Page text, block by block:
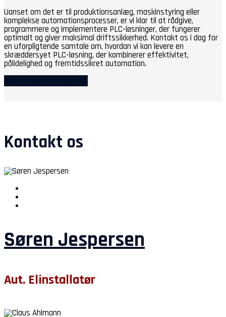
Uanset om det er til produktionsanlæg, maskinstyring eller
komplekse automationsprocesser, er vi klar til at rådgive,
programmere og implementere PLC-løsninger, der fungerer
optimalt og giver maksimal driftssikkerhed. Kontakt os i dag for
en uforpligtende samtale om, hvordan vi kan levere en
skræddersyet PLC-løsning, der kombinerer effektivitet,
pålidelighed og fremtidssikret automation.
Kontakt os
Søren Jespersen
Aut. Elinstallatør